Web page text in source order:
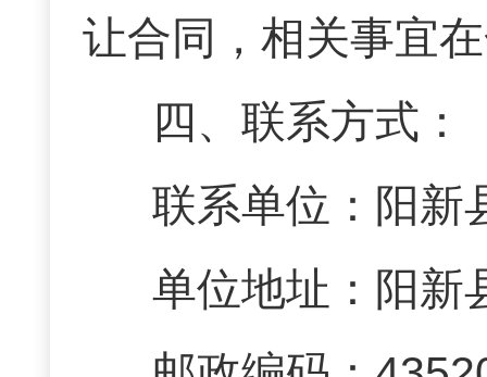
让合同，相关事宜
四、联系方式：
联系单位：阳新
单位地址：阳新